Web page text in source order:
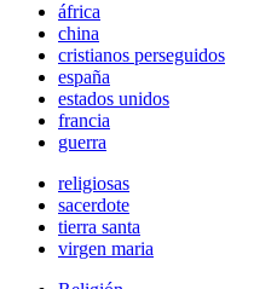
áfrica
china
cristianos perseguidos
españa
estados unidos
francia
guerra
religiosas
sacerdote
tierra santa
virgen maria